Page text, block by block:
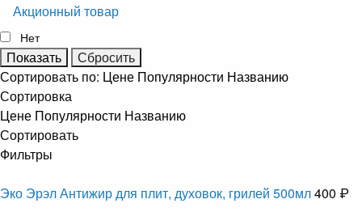
Акционный товар
Нет
Сортировать по: Цене Популярности Названию
Сортировка
Цене Популярности Названию
Сортировать
Фильтры
Эко Эрэл Антижир для плит, духовок, грилей 500мл400 ₽